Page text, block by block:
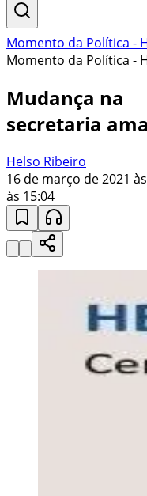
Momento da Política -
Momento da Política -
Mudança na
secretaria
Helso Ribeiro
16 de março de 2021
às 15:04